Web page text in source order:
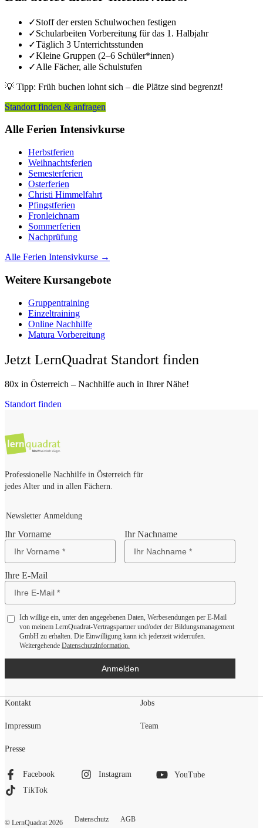
✓Stoff der ersten Schulwochen festigen
✓Schularbeiten Vorbereitung für das 1. Halbjahr
✓Täglich 3 Unterrichtsstunden
✓Kleine Gruppen (2–6 Schüler*innen)
✓Alle Fächer, alle Schulstufen
💡 Tipp: Früh buchen lohnt sich – die Plätze sind begrenzt!
Standort finden & anfragen
Alle Ferien Intensivkurse
Herbstferien
Weihnachtsferien
Semesterferien
Osterferien
Christi Himmelfahrt
Pfingstferien
Fronleichnam
Sommerferien
Nachprüfung
Alle Ferien Intensivkurse →
Weitere Kursangebote
Gruppentraining
Einzeltraining
Online Nachhilfe
Matura Vorbereitung
Jetzt LernQuadrat Standort finden
80x in Österreich – Nachhilfe auch in Ihrer Nähe!
Standort finden
Professionelle Nachhilfe in Österreich für
jedes Alter und in allen Fächern.
Newsletter Anmeldung
Ihr Vorname Ihr Nachname
Ihre E-Mail
Ich willige ein, unter den angegebenen Daten, Werbesendungen per E-Mail
von meinem LernQuadrat-Vertragspartner und/oder der Bildungsmanagement
GmbH zu erhalten. Die Einwilligung kann ich jederzeit widerrufen.
Weitergehende Datenschutzinformation.
Anmelden
Kontakt
Impressum
Presse
Jobs
Team
Facebook Instagram
YouTube
TikTok
© LernQuadrat 2026 Datenschutz AGB